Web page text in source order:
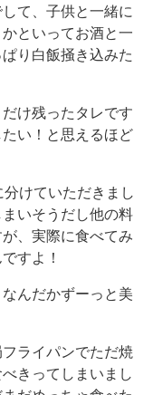
て、子供と一緒に
といってお酒と一
り白飯掻き込みた
け残ったタレです
い！と思えるほど
けていただきまし
いそうだし他の料
、実際に食べてみ
すよ！
んだかずーっと美
ライパンでただ焼
きってしまいまし